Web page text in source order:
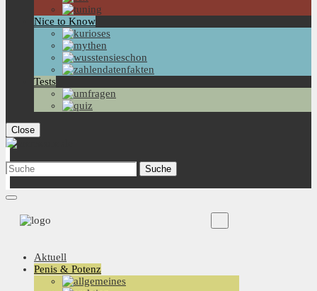
Nice to Know
Tests
Close
Aktuell
Penis & Potenz